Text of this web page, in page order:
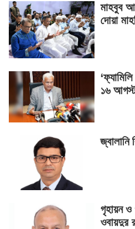
মাহবুব
দোয়া
১৬ আগস্ট
গৃহায়ন ও
ওবায়দুর